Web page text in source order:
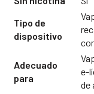
Tipo de
dispositivo
Adecuado
para
e-
de